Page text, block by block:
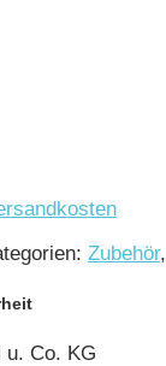
Zubehör,
u. Co. KG